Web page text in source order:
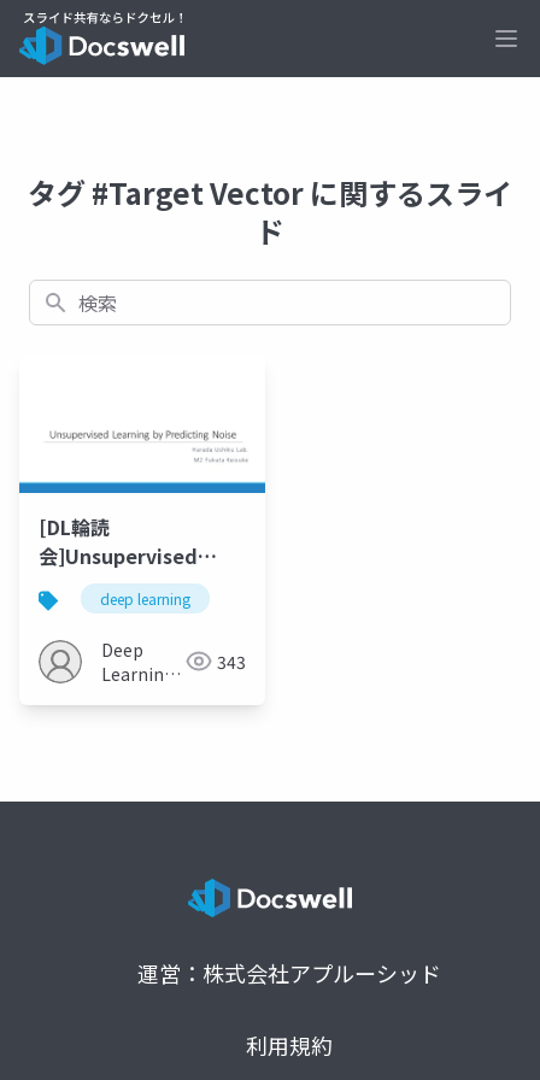
タグ #Target Vector に関するスライ
ド
検索
[DL輪読
会]Unsupervised
Learning by
Predicting Noise
deep learning
Deep
Learning
343
運営：株式会社アプルーシッド
利用規約